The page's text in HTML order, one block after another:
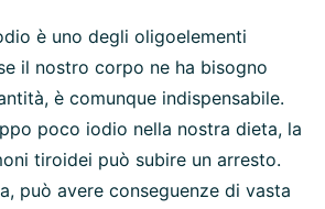
è uno degli oligoelementi
il nostro corpo ne ha bisogno
è comunque indispensabile.
poco iodio nella nostra dieta, la
tiroidei può subire un arresto.
può avere conseguenze di vasta